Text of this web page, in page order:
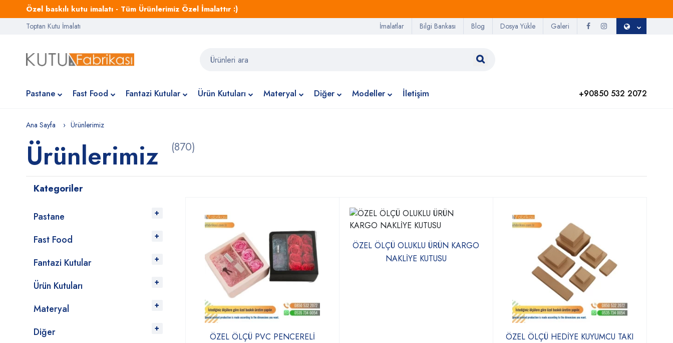
Özel baskılı kutu imalatı - Tüm Ürünlerimiz Özel İmalattır :)
Toptan Kutu İmalatı İmalatlar Bilgi Bankası Blog Dosya Yükle Galeri
Pastane Fast Food Fantazi Kutular Ürün Kutuları Materyal Diğer Modeller İletişim +90850 532 2072
Ana Sayfa Ürünlerimiz
Ürünlerimiz (870)
ÖZEL ÖLÇÜ PVC PENCERELİ
ÖZEL ÖLÇÜ OLUKLU ÜRÜN KARGO
NAKLİYE KUTUSU
ÖZEL ÖLÇÜ HEDİYE KUYUMCU TAKI
Kategoriler
Pastane
Fast Food
Fantazi Kutular
Ürün Kutuları
Materyal
Diğer